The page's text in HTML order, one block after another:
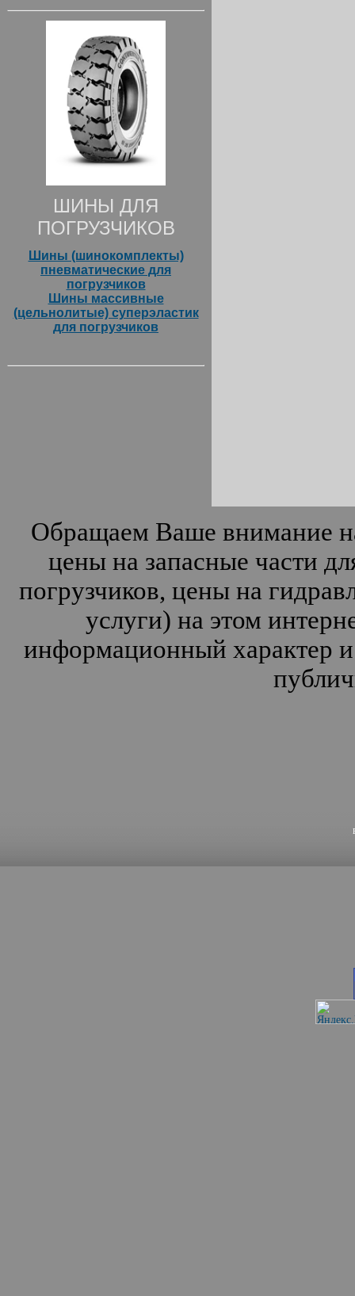
ШИНЫ ДЛЯ
ПОГРУЗЧИКОВ
Шины (шинокомплекты)
пневматические для
погрузчиков
Шины массивные
(цельнолитые) суперэластик
для погрузчиков
Обращаем Ваше внимание
цены на запасные части
погрузчиков, цены на
услуги) на этом
информационный характер и